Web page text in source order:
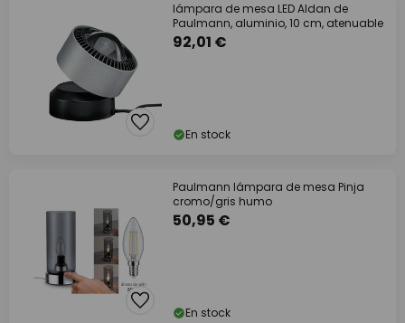
lámpara de mesa LED Aldan de
Paulmann, aluminio, 10 cm, atenuable
92,01 €
En stock
Paulmann lámpara de mesa Pinja
cromo/gris humo
50,95 €
En stock